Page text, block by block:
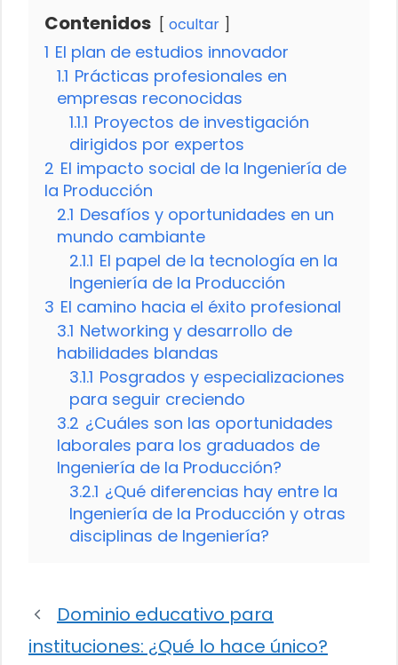
Contenidos ocultar
1 El plan de estudios innovador
1.1 Prácticas profesionales en
empresas reconocidas
1.1.1 Proyectos de investigación
dirigidos por expertos
2 El impacto social de la Ingeniería de
la Producción
2.1 Desafíos y oportunidades en un
mundo cambiante
2.1.1 El papel de la tecnología en la
Ingeniería de la Producción
3 El camino hacia el éxito profesional
3.1 Networking y desarrollo de
habilidades blandas
3.1.1 Posgrados y especializaciones
para seguir creciendo
3.2 ¿Cuáles son las oportunidades
laborales para los graduados de
Ingeniería de la Producción?
3.2.1 ¿Qué diferencias hay entre la
Ingeniería de la Producción y otras
disciplinas de Ingeniería?
Dominio educativo para
instituciones: ¿Qué lo hace único?